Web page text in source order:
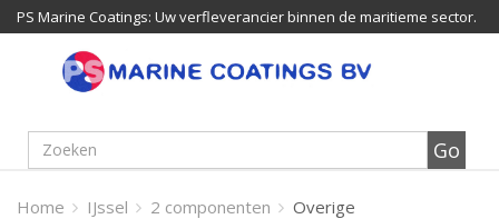
PS Marine Coatings: Uw verfleverancier binnen de maritieme sector.
Home IJssel 2 componenten Overige